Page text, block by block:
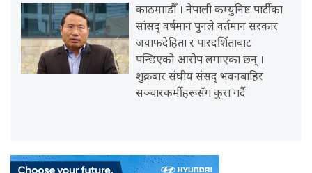
काठमााडौँ । नेपाली कम्युनिष्ट पार्टीका
सांसद् वर्षमान पुनले वर्तमान सरकार
जवाफदेहिता र पारदर्शिताबाट
पन्छिएको आरोप लगाएका छन् ।
शुक्रबार संघीय संसद् भवनबाहिर
सञ्चारकर्मीहरूसँग कुरा गर्दै